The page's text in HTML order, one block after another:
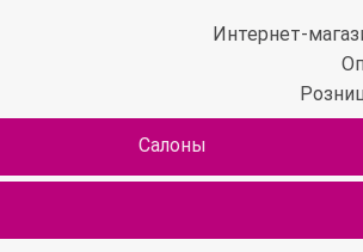
Интернет-
Салоны